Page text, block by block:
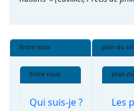
Entre nous
Entre nous
Qui suis-je ?
plan du
plan
Les